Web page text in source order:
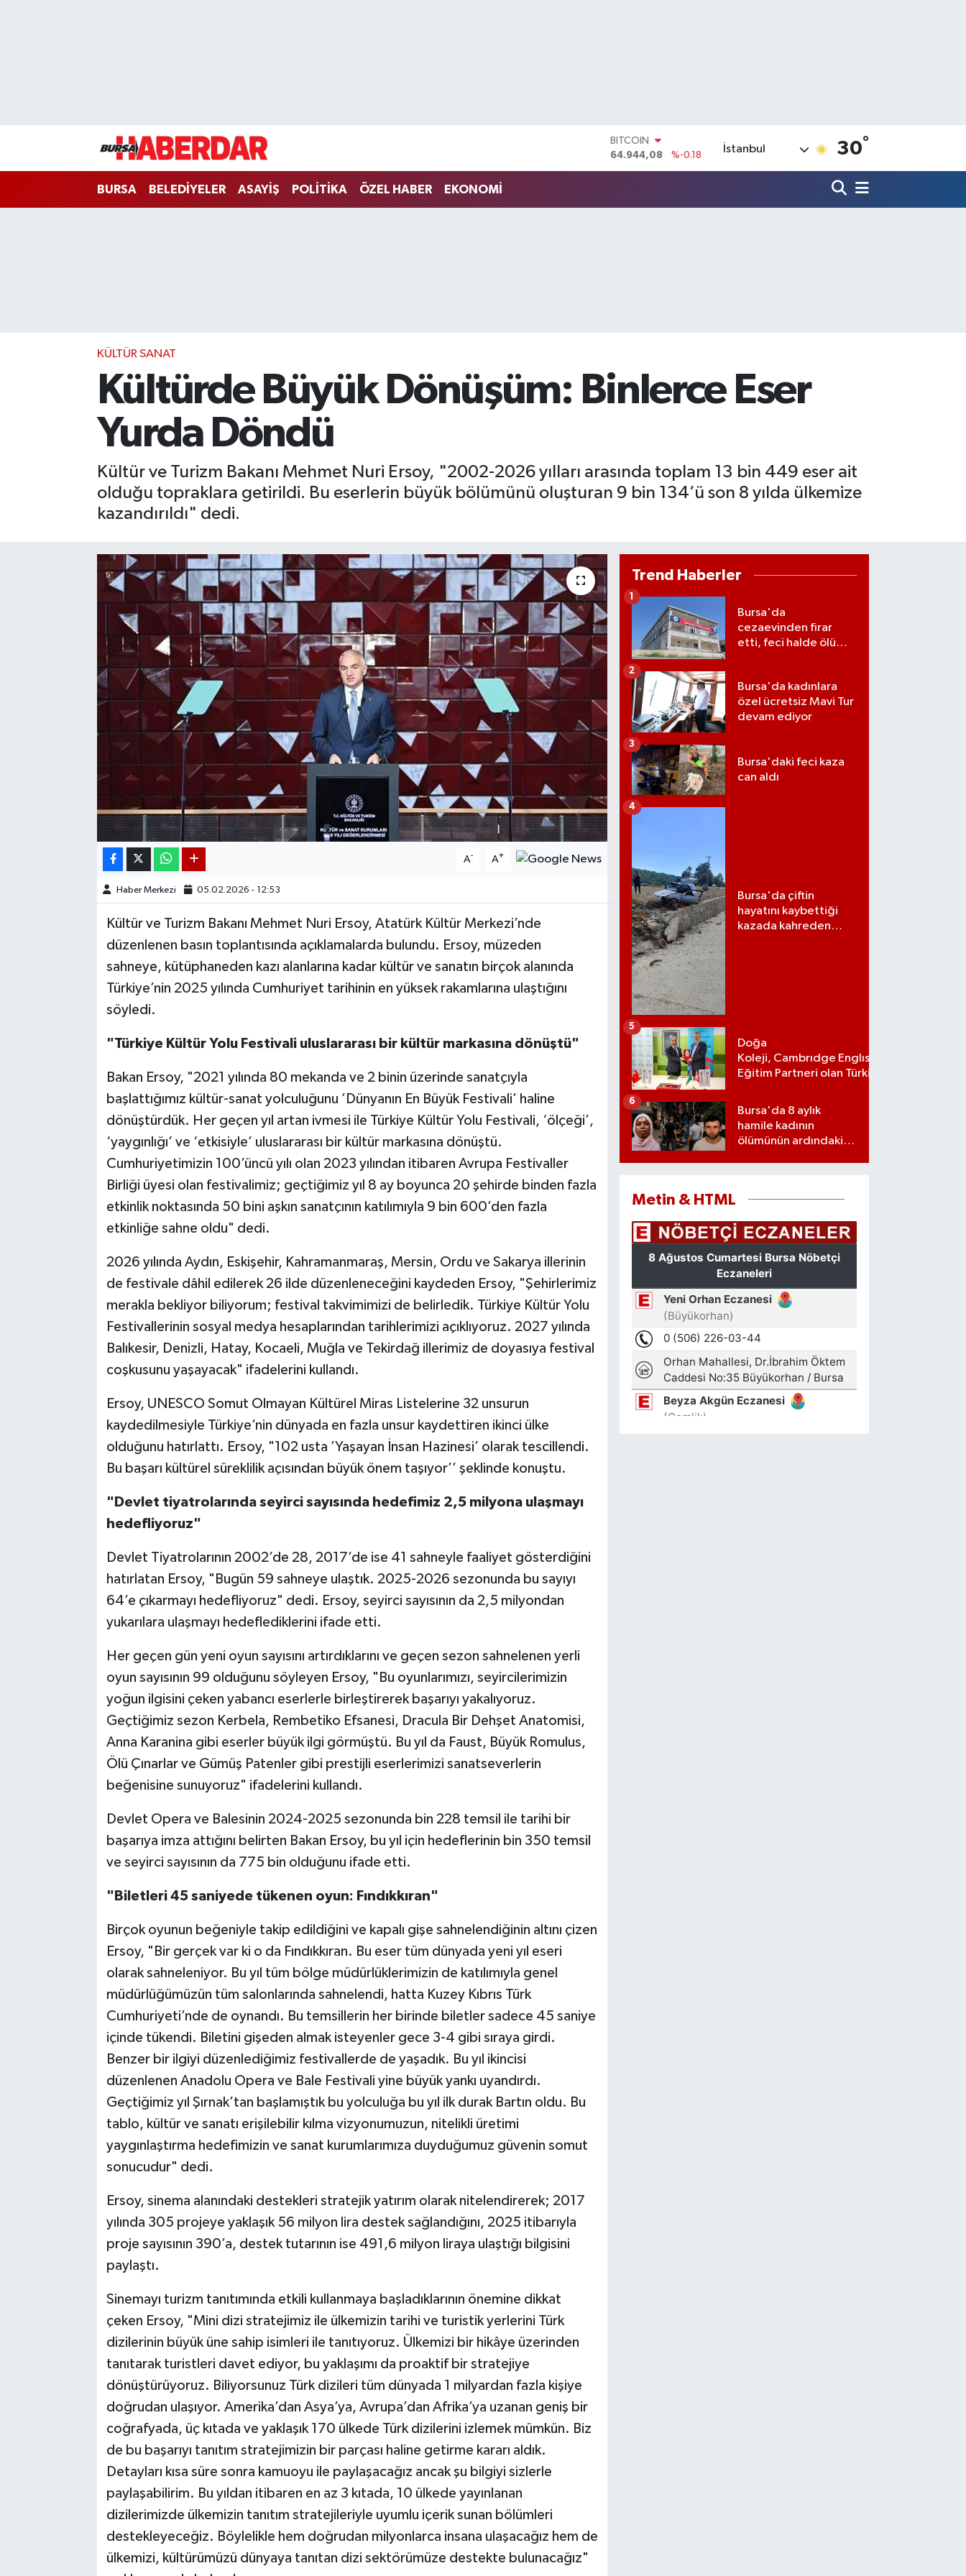
DOLAR
47,7436
%0.18
EURO
İstanbul 30°
BURSA BELEDİYELER ASAYİŞ POLİTİKA ÖZEL HABER EKONOMİ
KÜLTÜR SANAT
Kültürde Büyük Dönüşüm: Binlerce Eser
Yurda Döndü
Kültür ve Turizm Bakanı Mehmet Nuri Ersoy, "2002-2026 yılları arasında toplam 13 bin 449 eser ait
olduğu topraklara getirildi. Bu eserlerin büyük bölümünü oluşturan 9 bin 134’ü son 8 yılda ülkemize
kazandırıldı" dedi.
A- A+
Haber Merkezi 05.02.2026 - 12:53
Kültür ve Turizm Bakanı Mehmet Nuri Ersoy, Atatürk Kültür Merkezi’nde
düzenlenen basın toplantısında açıklamalarda bulundu. Ersoy, müzeden
sahneye, kütüphaneden kazı alanlarına kadar kültür ve sanatın birçok alanında
Türkiye’nin 2025 yılında Cumhuriyet tarihinin en yüksek rakamlarına ulaştığını
söyledi.
"Türkiye Kültür Yolu Festivali uluslararası bir kültür markasına dönüştü"
Bakan Ersoy, "2021 yılında 80 mekanda ve 2 binin üzerinde sanatçıyla
başlattığımız kültür-sanat yolculuğunu ’Dünyanın En Büyük Festivali’ haline
dönüştürdük. Her geçen yıl artan ivmesi ile Türkiye Kültür Yolu Festivali, ‘ölçeği’,
‘yaygınlığı’ ve ‘etkisiyle’ uluslararası bir kültür markasına dönüştü.
Cumhuriyetimizin 100’üncü yılı olan 2023 yılından itibaren Avrupa Festivaller
Birliği üyesi olan festivalimiz; geçtiğimiz yıl 8 ay boyunca 20 şehirde binden fazla
etkinlik noktasında 50 bini aşkın sanatçının katılımıyla 9 bin 600’den fazla
etkinliğe sahne oldu" dedi.
2026 yılında Aydın, Eskişehir, Kahramanmaraş, Mersin, Ordu ve Sakarya illerinin
de festivale dâhil edilerek 26 ilde düzenleneceğini kaydeden Ersoy, "Şehirlerimiz
merakla bekliyor biliyorum; festival takvimimizi de belirledik. Türkiye Kültür Yolu
Festivallerinin sosyal medya hesaplarından tarihlerimizi açıklıyoruz. 2027 yılında
Balıkesir, Denizli, Hatay, Kocaeli, Muğla ve Tekirdağ illerimiz de doyasıya festival
coşkusunu yaşayacak" ifadelerini kullandı.
Ersoy, UNESCO Somut Olmayan Kültürel Miras Listelerine 32 unsurun
kaydedilmesiyle Türkiye’nin dünyada en fazla unsur kaydettiren ikinci ülke
olduğunu hatırlattı. Ersoy, "102 usta ’Yaşayan İnsan Hazinesi’ olarak tescillendi.
Bu başarı kültürel süreklilik açısından büyük önem taşıyor’’ şeklinde konuştu.
"Devlet tiyatrolarında seyirci sayısında hedefimiz 2,5 milyona ulaşmayı
hedefliyoruz"
Devlet Tiyatrolarının 2002’de 28, 2017’de ise 41 sahneyle faaliyet gösterdiğini
hatırlatan Ersoy, "Bugün 59 sahneye ulaştık. 2025-2026 sezonunda bu sayıyı
64’e çıkarmayı hedefliyoruz" dedi. Ersoy, seyirci sayısının da 2,5 milyondan
yukarılara ulaşmayı hedeflediklerini ifade etti.
Her geçen gün yeni oyun sayısını artırdıklarını ve geçen sezon sahnelenen yerli
oyun sayısının 99 olduğunu söyleyen Ersoy, "Bu oyunlarımızı, seyircilerimizin
yoğun ilgisini çeken yabancı eserlerle birleştirerek başarıyı yakalıyoruz.
Geçtiğimiz sezon Kerbela, Rembetiko Efsanesi, Dracula Bir Dehşet Anatomisi,
Anna Karanina gibi eserler büyük ilgi görmüştü. Bu yıl da Faust, Büyük Romulus,
Ölü Çınarlar ve Gümüş Patenler gibi prestijli eserlerimizi sanatseverlerin
beğenisine sunuyoruz" ifadelerini kullandı.
Devlet Opera ve Balesinin 2024-2025 sezonunda bin 228 temsil ile tarihi bir
başarıya imza attığını belirten Bakan Ersoy, bu yıl için hedeflerinin bin 350 temsil
ve seyirci sayısının da 775 bin olduğunu ifade etti.
"Biletleri 45 saniyede tükenen oyun: Fındıkkıran"
Birçok oyunun beğeniyle takip edildiğini ve kapalı gişe sahnelendiğinin altını çizen
Ersoy, "Bir gerçek var ki o da Fındıkkıran. Bu eser tüm dünyada yeni yıl eseri
olarak sahneleniyor. Bu yıl tüm bölge müdürlüklerimizin de katılımıyla genel
müdürlüğümüzün tüm salonlarında sahnelendi, hatta Kuzey Kıbrıs Türk
Cumhuriyeti’nde de oynandı. Bu temsillerin her birinde biletler sadece 45 saniye
içinde tükendi. Biletini gişeden almak isteyenler gece 3-4 gibi sıraya girdi.
Benzer bir ilgiyi düzenlediğimiz festivallerde de yaşadık. Bu yıl ikincisi
düzenlenen Anadolu Opera ve Bale Festivali yine büyük yankı uyandırdı.
Geçtiğimiz yıl Şırnak’tan başlamıştık bu yolculuğa bu yıl ilk durak Bartın oldu. Bu
tablo, kültür ve sanatı erişilebilir kılma vizyonumuzun, nitelikli üretimi
yaygınlaştırma hedefimizin ve sanat kurumlarımıza duyduğumuz güvenin somut
sonucudur" dedi.
Ersoy, sinema alanındaki destekleri stratejik yatırım olarak nitelendirerek; 2017
yılında 305 projeye yaklaşık 56 milyon lira destek sağlandığını, 2025 itibarıyla
proje sayısının 390’a, destek tutarının ise 491,6 milyon liraya ulaştığı bilgisini
paylaştı.
Sinemayı turizm tanıtımında etkili kullanmaya başladıklarının önemine dikkat
çeken Ersoy, "Mini dizi stratejimiz ile ülkemizin tarihi ve turistik yerlerini Türk
dizilerinin büyük üne sahip isimleri ile tanıtıyoruz. Ülkemizi bir hikâye üzerinden
tanıtarak turistleri davet ediyor, bu yaklaşımı da proaktif bir stratejiye
dönüştürüyoruz. Biliyorsunuz Türk dizileri tüm dünyada 1 milyardan fazla kişiye
doğrudan ulaşıyor. Amerika’dan Asya’ya, Avrupa’dan Afrika’ya uzanan geniş bir
coğrafyada, üç kıtada ve yaklaşık 170 ülkede Türk dizilerini izlemek mümkün. Biz
de bu başarıyı tanıtım stratejimizin bir parçası haline getirme kararı aldık.
Detayları kısa süre sonra kamuoyu ile paylaşacağız ancak şu bilgiyi sizlerle
paylaşabilirim. Bu yıldan itibaren en az 3 kıtada, 10 ülkede yayınlanan
dizilerimizde ülkemizin tanıtım stratejileriyle uyumlu içerik sunan bölümleri
destekleyeceğiz. Böylelikle hem doğrudan milyonlarca insana ulaşacağız hem de
ülkemizi, kültürümüzü dünyaya tanıtan dizi sektörümüze destekte bulunacağız"
Trend Haberler
Bursa'da
cezaevinden firar
etti, feci halde ölü
1
Bursa'da kadınlara
özel ücretsiz Mavi Tur
devam ediyor
2
Bursa'daki feci kaza
can aldı
3
Bursa'da çiftin
hayatını kaybettiği
kazada kahreden
4
Doğa
Koleji, Cambrıdge Englısh Platınum
Eğitim Partneri olan Türkiye’deki ilk
5
Bursa'da 8 aylık
hamile kadının
ölümünün ardındaki
6
Metin & HTML
Tüm Manşetler